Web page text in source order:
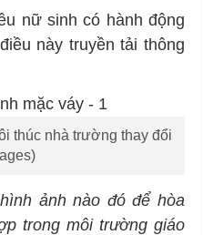
nữ sinh có hành động
này truyền tải thông
thúc nhà trường thay đổi
ảnh nào đó để hòa
trong môi trường giáo